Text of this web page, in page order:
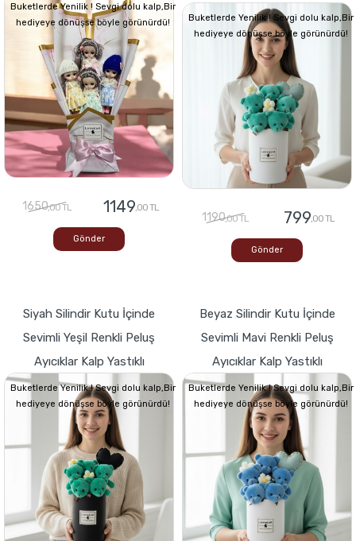
Buketlerde Yenilik ! Sevgi dolu kalp,Bir
hediyeye dönüşse böyle görünürdü!
1650,00 TL 1149,00 TL
Gönder
Buketlerde Yenilik ! Sevgi dolu kalp,Bir
hediyeye dönüşse böyle görünürdü!
1190,00 TL 799,00 TL
Gönder
Siyah Silindir Kutu İçinde
Sevimli Yeşil Renkli Peluş
Ayıcıklar Kalp Yastıklı
Buketlerde Yenilik ! Sevgi dolu kalp,Bir
hediyeye dönüşse böyle görünürdü!
Beyaz Silindir Kutu İçinde
Sevimli Mavi Renkli Peluş
Ayıcıklar Kalp Yastıklı
Buketlerde Yenilik ! Sevgi dolu kalp,Bir
hediyeye dönüşse böyle görünürdü!